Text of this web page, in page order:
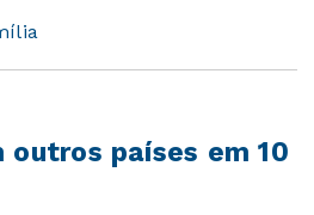
países em 10